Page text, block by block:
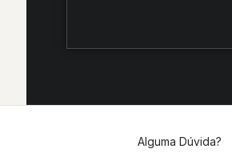
Alguma Dúvida?